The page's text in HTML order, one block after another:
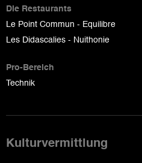
Die Restaurants
Le Point Commun - Equilibre
Les Didascalies - Nuithonie
Pro-Bereich
Technik
Kulturvermittlung